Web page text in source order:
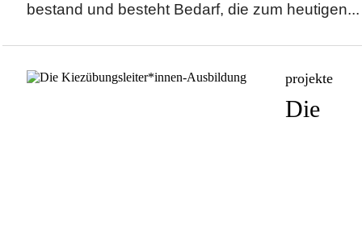
bestand und besteht Bedarf, die zum heutigen...
projekte
Die